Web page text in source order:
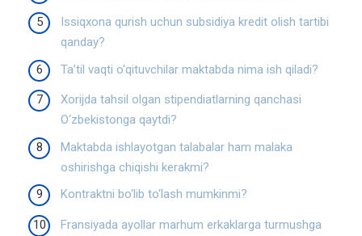
Issiqxona qurish uchun subsidiya kredit olish tartibi
qanday?
Ta’til vaqti o‘qituvchilar maktabda nima ish qiladi?
Xorijda tahsil olgan stipendiatlarning qanchasi
O‘zbekistonga qaytdi?
Maktabda ishlayotgan talabalar ham malaka
oshirishga chiqishi kerakmi?
Kontraktni bo‘lib to‘lash mumkinmi?
Fransiyada ayollar marhum erkaklarga turmushga